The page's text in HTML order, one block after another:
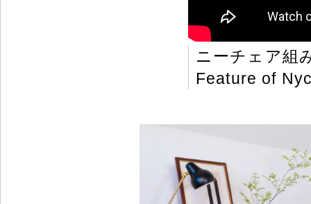
ニーチェア組
Feature of